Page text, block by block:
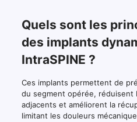
Quels sont les
des implants
IntraSPINE ?
Ces implants permettent de
du segment opérée, réduisent
adjacents et améliorent la
limitant les douleurs